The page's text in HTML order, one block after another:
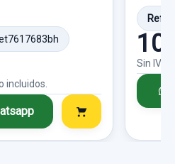
DERECHO S/R
incluidos.
whatsapp
incluidos.
Ref:
Sin IVA,